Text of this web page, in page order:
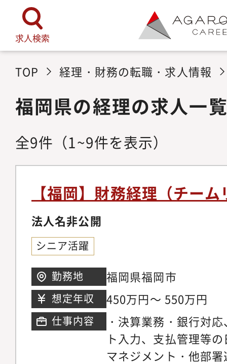
求人検索
TOP 経理・財務の転職・求人情報
福岡県の経理の求人一
全9件 （1~9件を表示）
【福岡】財務経理（チー
法人名非公開
シニア活躍
勤務地 福岡県福岡市
想定年収 450万円～ 550万円
仕事内容
・決算業務・銀行対
ト入力、支払管理等
マネジメント・他部